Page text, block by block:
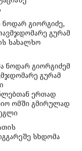
გიორგიძე,
გურამ
სახალხო
ნოდარ გიორგიძემ
გურამ
ერთად
ომში გმირულად
სხდომა